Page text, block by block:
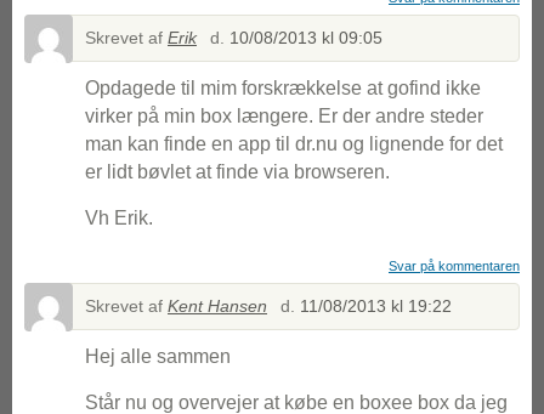
Skrevet af Erik d. 10/08/2013 kl 09:05
Opdagede til mim forskrækkelse at gofind ikke
virker på min box længere. Er der andre steder
man kan finde en app til dr.nu og lignende for det
er lidt bøvlet at finde via browseren.
Vh Erik.
Svar på kommentaren
Skrevet af Kent Hansen d. 11/08/2013 kl 19:22
Hej alle sammen
Står nu og overvejer at købe en boxee box da jeg